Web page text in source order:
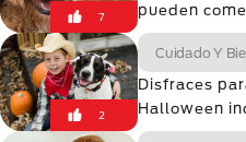
7
pueden
2
Cuidado Y
Disfraces
Halloween